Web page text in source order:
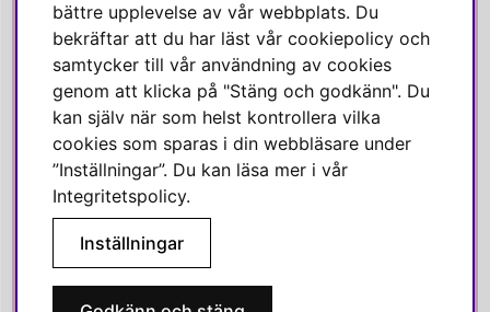
Pinterest
SVENSKA HEM
Varmt välkommen till Svenska Hem!
Vi värdesätter våra kunder högt och finns här för att hjälpa dig
om du har några frågor eller vill ha inspiration.
010-35 00 610
E-post: e-handel@svenskahem.se
bättre upplevelse av vår webbplats. Du
bekräftar att du har läst vår cookiepolicy och
samtycker till vår användning av cookies
genom att klicka på "Stäng och godkänn". Du
kan själv när som helst kontrollera vilka
cookies som sparas i din webbläsare under
”Inställningar”. Du kan läsa mer i vår
Integritetspolicy.
Inställningar